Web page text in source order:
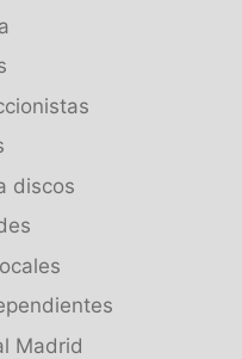
discos
Madrid